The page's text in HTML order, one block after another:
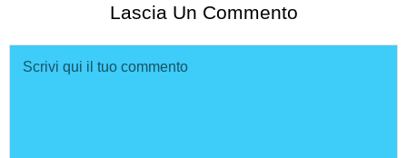
Lascia Un Commento